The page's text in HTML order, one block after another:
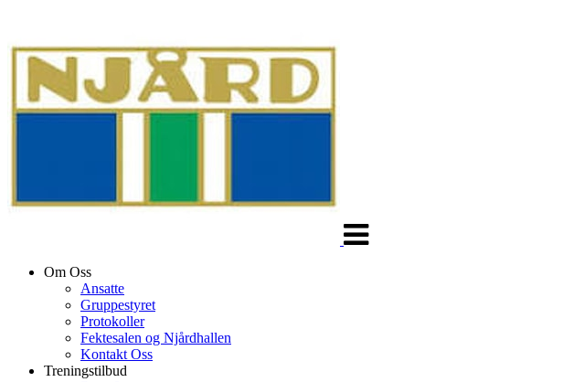
Om Oss
Ansatte
Gruppestyret
Protokoller
Fektesalen og Njårdhallen
Kontakt Oss
Treningstilbud